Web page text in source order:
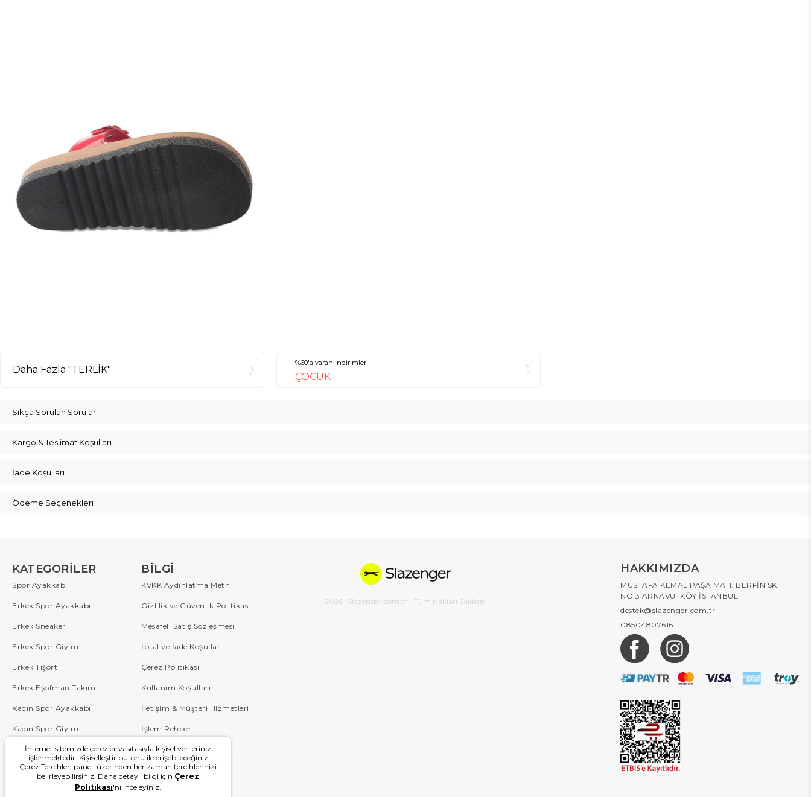
Daha Fazla "TERLİK"
%60'a varan indirimler
ÇOCUK
Sıkça Sorulan Sorular
Kargo & Teslimat Koşulları
İade Koşulları
Ödeme Seçenekleri
KATEGORILER
Spor Ayakkabı
Erkek Spor Ayakkabı
Erkek Sneaker
Erkek Spor Giyim
Erkek Tişört
Erkek Eşofman Takımı
Kadın Spor Ayakkabı
Kadın Spor Giyim
Çocuk
Blog
BILGI
KVKK Aydınlatma Metni
Gizlilik ve Güvenlik Politikası
Mesafeli Satış Sözleşmesi
İptal ve İade Koşulları
Çerez Politikası
Kullanım Koşulları
İletişim & Müşteri Hizmetleri
İşlem Rehberi
Sipariş Takip
Sıkça Sorulan Sorular
Kampanyalar
2026- Slazenger.com.tr - Tüm Hakları Saklıdır.
HAKKIMIZDA
MUSTAFA KEMAL PAŞA MAH. BERFİN SK.
NO:3 ARNAVUTKÖY İSTANBUL
destek@slazenger.com.tr
08504807616
İnternet sitemizde çerezler vasıtasıyla kişisel verileriniz
işlenmektedir. Kişiselleştir butonu ile erişebileceğiniz
Çerez Tercihleri paneli üzerinden her zaman tercihlerinizi
belirleyebilirsiniz. Daha detaylı bilgi için Çerez
Politikası'nı inceleyiniz.